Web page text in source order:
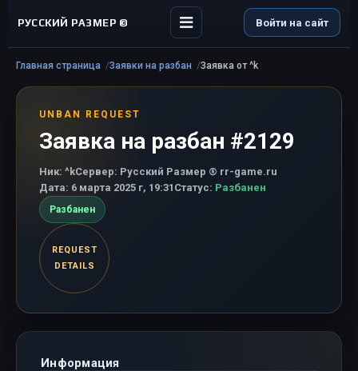
РУССКИЙ РАЗМЕР © Войти на сайт
Главная страница Заявки на разбан Заявка от ^k
UNBAN REQUEST
Заявка на разбан #2129
Ник: ^kСервер: Русский Размер ® rr-game.ru
Дата: 6 марта 2025 г, 19:31 Статус: Разбанен
Разбанен
REQUEST
DETAILS
Информация